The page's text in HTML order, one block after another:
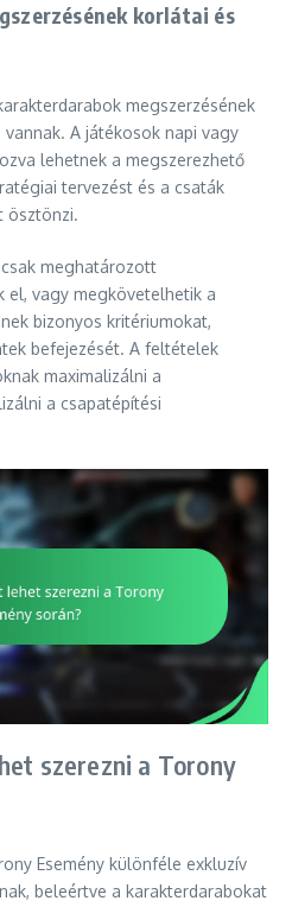
korlátai és
megszerzésének
A játékosok napi vagy
lehetnek a megszerezhető
tervezést és a csaták
ösztönzi.
meghatározott
el, vagy megkövetelhetik a
bizonyos kritériumokat,
befejezését. A feltételek
maximalizálni a
a csapatépítési
szerezni a Torony
Esemény különféle exkluzív
beleértve a karakterdarabokat